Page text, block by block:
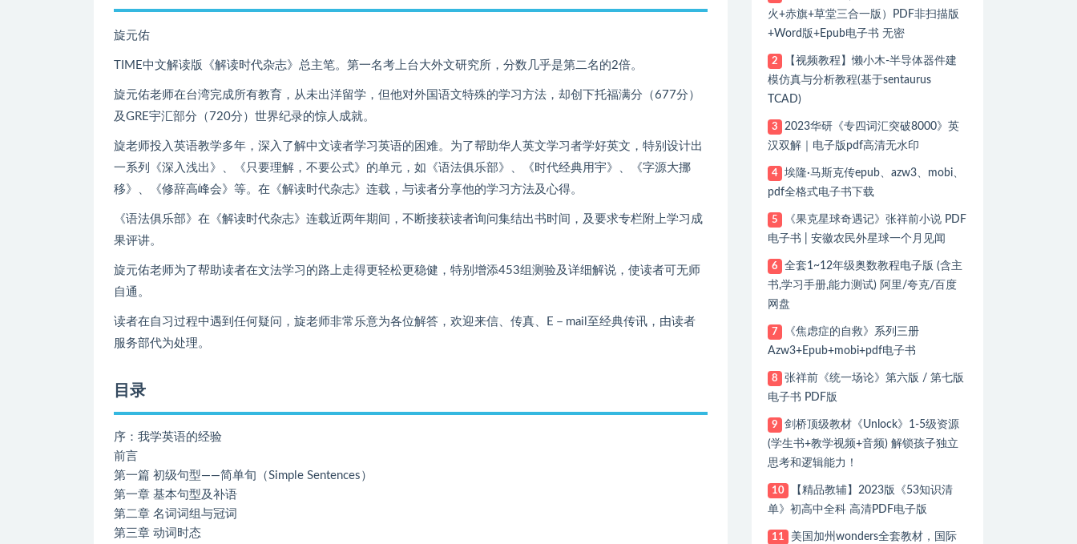
旋元佑
TIME中文解读版《解读时代杂志》总主笔。第一名考上台大外文研究所，分数几乎是第二名的2倍。
旋元佑老师在台湾完成所有教育，从未出洋留学，但他对外国语文特殊的学习方法，却创下托福满分（677分）
及GRE宇汇部分（720分）世界纪录的惊人成就。
旋老师投入英语教学多年，深入了解中文读者学习英语的困难。为了帮助华人英文学习者学好英文，特别设计出
一系列《深入浅出》、《只要理解，不要公式》的单元，如《语法俱乐部》、《时代经典用宇》、《字源大挪
移》、《修辞高峰会》等。在《解读时代杂志》连载，与读者分享他的学习方法及心得。
《语法俱乐部》在《解读时代杂志》连载近两年期间，不断接获读者询问集结出书时间，及要求专栏附上学习成
果评讲。
旋元佑老师为了帮助读者在文法学习的路上走得更轻松更稳健，特别增添453组测验及详细解说，使读者可无师
自通。
读者在自习过程中遇到任何疑问，旋老师非常乐意为各位解答，欢迎来信、传真、E－mail至经典传讯，由读者
服务部代为处理。
目录
序：我学英语的经验
前言
第一篇 初级句型――简单旬（Simple Sentences）
第一章 基本句型及补语
第二章 名词词组与冠词
第三章 动词时态
火+赤旗+草堂三合一版）PDF非扫描版
+Word版+Epub电子书 无密
2
【视频教程】懒小木-半导体器件建
模仿真与分析教程(基于sentaurus
TCAD)
3
2023华研《专四词汇突破8000》英
汉双解｜电子版pdf高清无水印
4
埃隆·马斯克传epub、azw3、mobi、
pdf全格式电子书下载
5
《果克星球奇遇记》张祥前小说 PDF
电子书 | 安徽农民外星球一个月见闻
6
全套1~12年级奥数教程电子版 (含主
书,学习手册,能力测试) 阿里/夸克/百度
网盘
7
《焦虑症的自救》系列三册
Azw3+Epub+mobi+pdf电子书
8
张祥前《统一场论》第六版 / 第七版
电子书 PDF版
9
剑桥顶级教材《Unlock》1-5级资源
(学生书+教学视频+音频) 解锁孩子独立
思考和逻辑能力！
10
【精品教辅】2023版《53知识清
单》初高中全科 高清PDF电子版
11
美国加州wonders全套教材，国际